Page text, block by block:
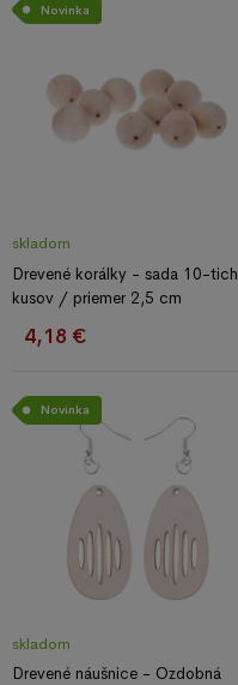
Novinka
skladom
Drevené korálky - sada 10-tich
kusov / priemer 2,5 cm
4,18 €
Novinka
skladom
Drevené náušnice - Ozdobná